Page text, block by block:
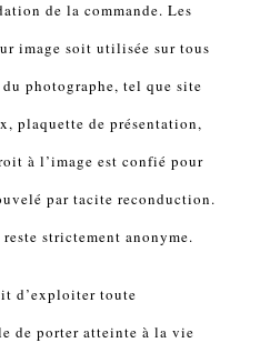
de la commande. Les
image soit utilisée sur tous
photographe, tel que site
plaquette de présentation,
à l’image est confié pour
par tacite reconduction.
strictement anonyme.
d’exploiter toute
de porter atteinte à la vie